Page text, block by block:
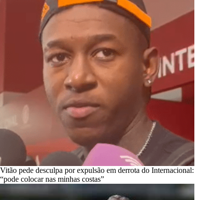
Vitão pede desculpa por expulsão em derrota do Internacional:
“pode colocar nas minhas costas”